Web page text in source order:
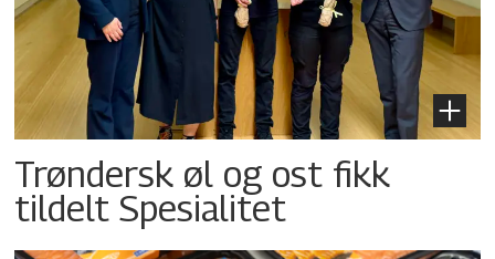
Trøndersk øl og ost fikk
tildelt Spesialitet